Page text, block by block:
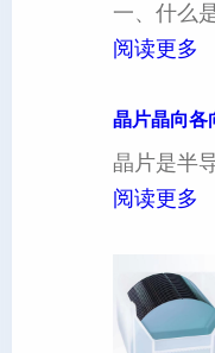
一、什么
阅读更多
定
晶片晶向各
晶片是半
阅读更多
晶